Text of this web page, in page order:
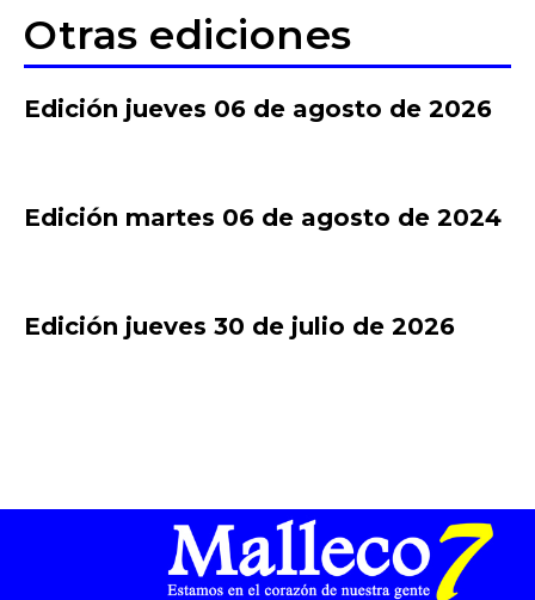
Otras ediciones
Edición jueves 06 de agosto de 2026
Edición martes 06 de agosto de 2024
Edición jueves 30 de julio de 2026